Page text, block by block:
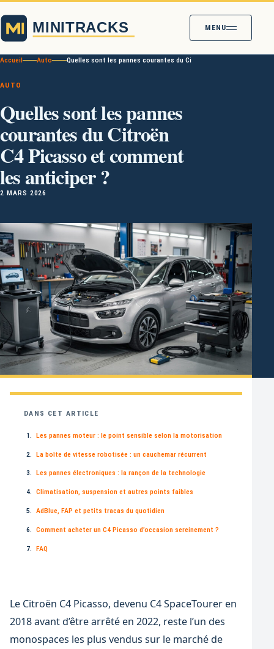
MENU
Accueil Auto Quelles sont les pannes courantes du Citroën C4 Picasso et
AUTO
Quelles sont les pannes
courantes du Citroën
C4 Picasso et comment
les anticiper ?
2 MARS 2026
DANS CET ARTICLE
Les pannes moteur : le point sensible selon la motorisation
La boîte de vitesse robotisée : un cauchemar récurrent
Les pannes électroniques : la rançon de la technologie
Climatisation, suspension et autres points faibles
AdBlue, FAP et petits tracas du quotidien
Comment acheter un C4 Picasso d’occasion sereinement ?
FAQ
Le Citroën C4 Picasso, devenu C4 SpaceTourer en
2018 avant d’être arrêté en 2022, reste l’un des
monospaces les plus vendus sur le marché de